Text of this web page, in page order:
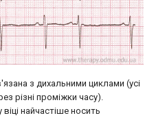
з дихальними циклами (усі
різні проміжки часу).
найчастіше носить